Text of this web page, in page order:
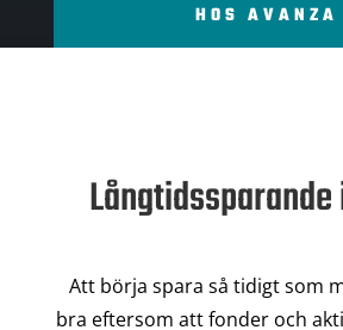
HOS AVANZA
Att börja spara så tidigt som
bra eftersom att fonder och